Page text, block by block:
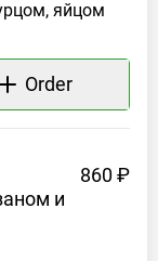
Order
и
860 ₽